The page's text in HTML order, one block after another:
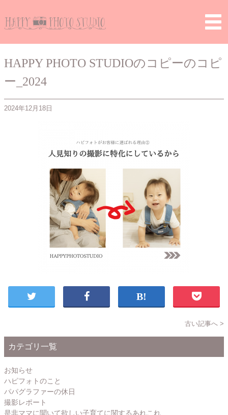
_20241218_113431_0001
HAPPY PHOTO STUDIOのコピーのコピ
ー_2024
2024年12月18日
古い記事へ >
カテゴリ一覧
お知らせ
ハピフォトのこと
パパグラファーの休日
撮影レポート
是非ママに聞いて欲しい子育てに関するあれこれ